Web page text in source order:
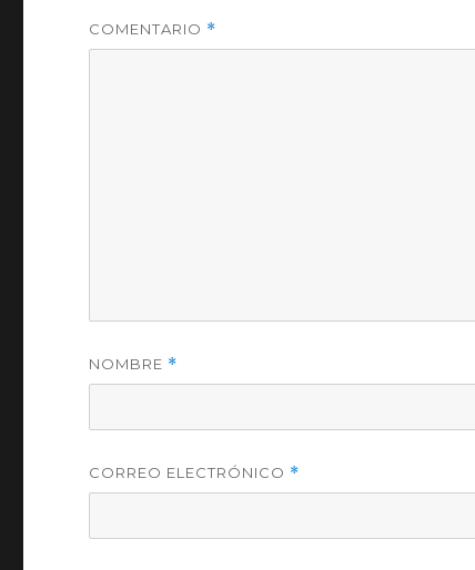
COMENTARIO *
NOMBRE *
CORREO ELECTRÓNICO *